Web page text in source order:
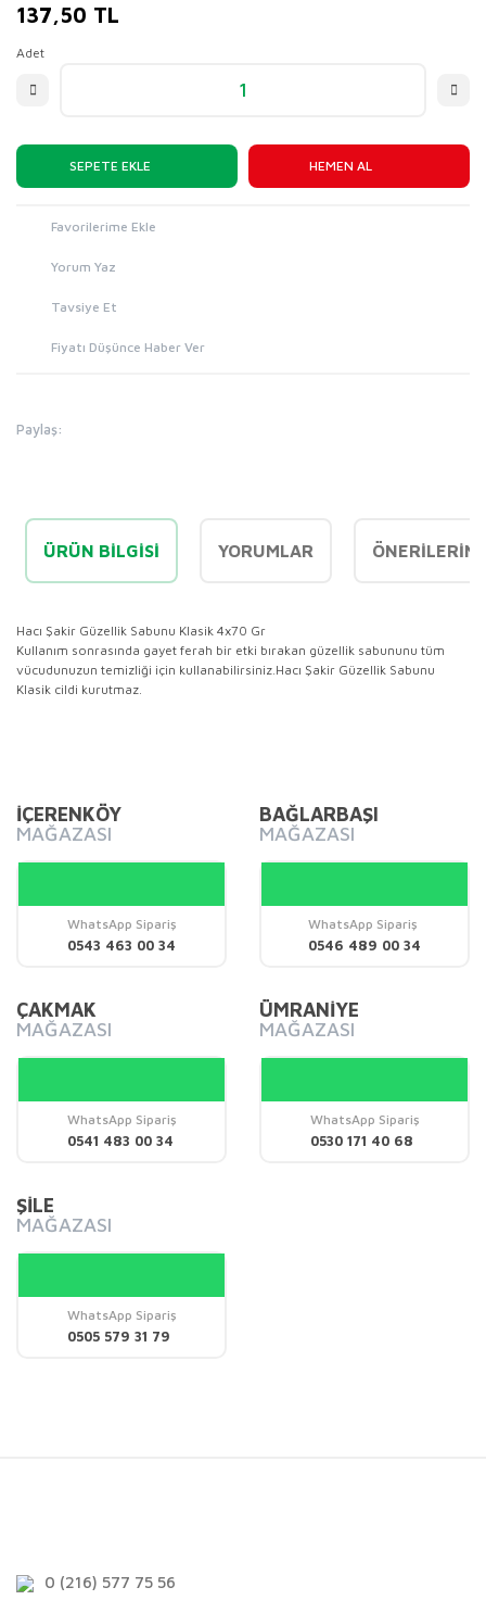
137,50 TL
Adet
SEPETE EKLE HEMEN AL
Yorum Yaz
Tavsiye Et
Fiyatı Düşünce Haber Ver
Paylaş:
ÜRÜN BILGISI YORUMLAR
Hacı Şakir Güzellik Sabunu Klasik 4x70 Gr
Kullanım sonrasında gayet ferah bir etki bırakan güzellik sabununu tüm
vücudunuzun temizliği için kullanabilirsiniz.Hacı Şakir Güzellik Sabunu
Klasik cildi kurutmaz.
Yorum Yaz
Görüş ve önerileriniz için teşekkür ederiz.
Ürün resmi kalitesiz, bozuk veya görüntülenemiyor.
Ürün bilgilerinde hatalar bulunuyor.
Ürün fiyatı diğer sitelerden daha pahalı.
İÇERENKÖY
MAĞAZASI
WhatsApp Sipariş
0543 463 00 34
BAĞLARBAŞI
MAĞAZASI
WhatsApp Sipariş
0546 489 00 34
ÇAKMAK
MAĞAZASI
WhatsApp Sipariş
0541 483 00 34
ÜMRANİYE
MAĞAZASI
WhatsApp Sipariş
0530 171 40 68
ŞİLE
MAĞAZASI
WhatsApp Sipariş
0505 579 31 79
0 (216) 577 75 56